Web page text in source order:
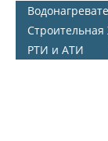
РТИ и АТИ